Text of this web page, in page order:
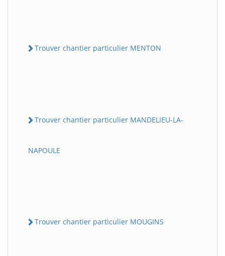
Trouver chantier particulier MENTON
Trouver chantier particulier MANDELIEU-LA-
NAPOULE
Trouver chantier particulier MOUGINS